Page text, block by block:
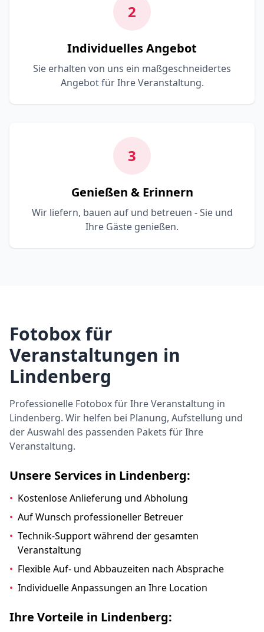
2
Individuelles Angebot
Sie erhalten von uns ein maßgeschneidertes
Angebot für Ihre Veranstaltung.
3
Genießen & Erinnern
Wir liefern, bauen auf und betreuen - Sie und
Ihre Gäste genießen.
Fotobox für
Veranstaltungen in
Lindenberg
Professionelle Fotobox für Ihre Veranstaltung in
Lindenberg. Wir helfen bei Planung, Aufstellung und
der Auswahl des passenden Pakets für Ihre
Veranstaltung.
Unsere Services in Lindenberg:
• Kostenlose Anlieferung und Abholung
• Auf Wunsch professioneller Betreuer
• Technik-Support während der gesamten
Veranstaltung
• Flexible Auf- und Abbauzeiten nach Absprache
• Individuelle Anpassungen an Ihre Location
Ihre Vorteile in Lindenberg: